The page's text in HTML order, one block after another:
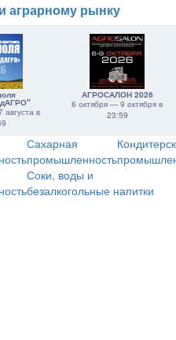
аграрному рынку
августа в
АГРОСАЛОН 2026
6 октября — 9 октября в
23:59
Сахарная
промышленность
Соки, воды и
безалкогольные напитки